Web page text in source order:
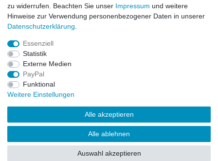
Versandinformationen
Impressum
Vertrag widerrufen
zu widerrufen. Beachten Sie unser Impressum und weitere
Hinweise zur Verwendung personenbezogener Daten in unserer
Daten­schutz­erklärung
Essenziell
Statistik
Externe Medien
PayPal
Funktional
Weitere Einstellungen
Alle akzeptieren
Alle ablehnen
Auswahl akzeptieren